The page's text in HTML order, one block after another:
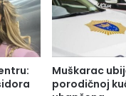
Muškarac
porodičnoj